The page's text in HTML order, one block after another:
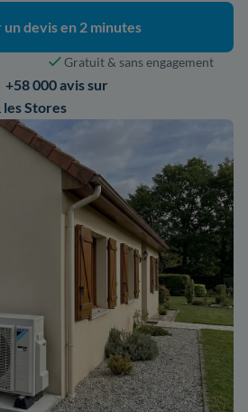
devis en 2 minutes
Gratuit & sans engagement
+58 000 avis sur
les Stores